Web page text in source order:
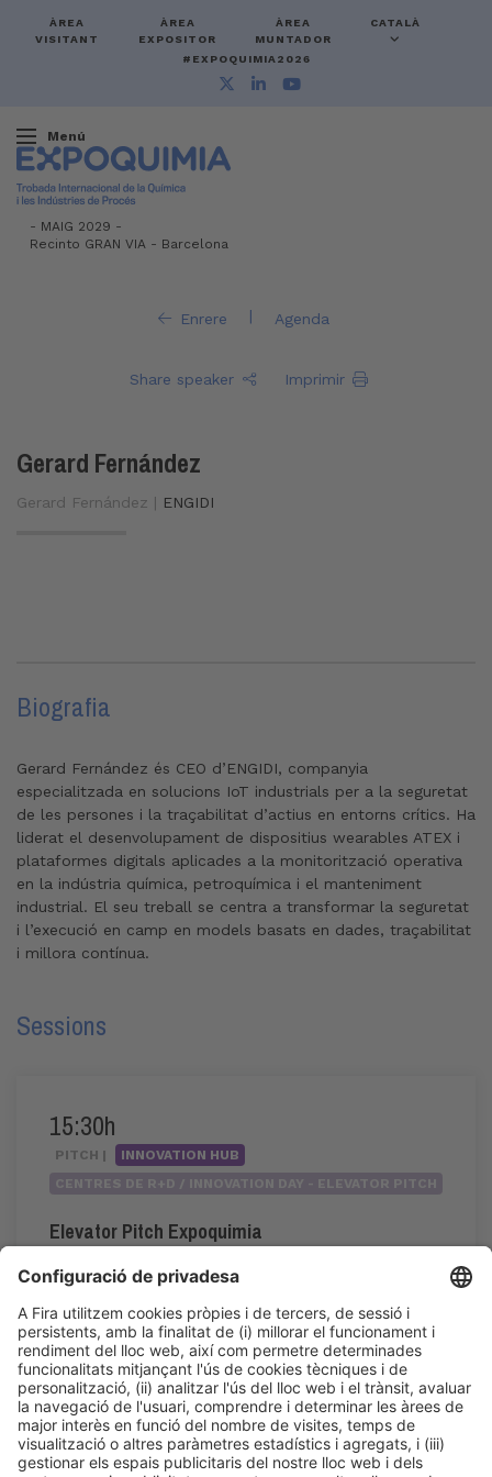
ÀREA
VISITANT
ÀREA
EXPOSITOR
ÀREA
MUNTADOR
CATALÀ
#EXPOQUIMIA2026
Menú
- MAIG 2029 -
Recinto GRAN VIA - Barcelona
Enrere | Agenda
Share speaker Imprimir
Gerard Fernández
Gerard Fernández | ENGIDI
Biografia
Gerard Fernández és CEO d’ENGIDI, companyia
especialitzada en solucions IoT industrials per a la seguretat
de les persones i la traçabilitat d’actius en entorns crítics. Ha
liderat el desenvolupament de dispositius wearables ATEX i
plataformes digitals aplicades a la monitorització operativa
en la indústria química, petroquímica i el manteniment
industrial. El seu treball se centra a transformar la seguretat
i l’execució en camp en models basats en dades, traçabilitat
i millora contínua.
Sessions
15:30h
PITCH |
INNOVATION HUB
CENTRES DE R+D / INNOVATION DAY - ELEVATOR PITCH
Elevator Pitch Expoquimia
Dc 3
Innovation Hub Area - Stand Acció
Accés públic
LLegir més